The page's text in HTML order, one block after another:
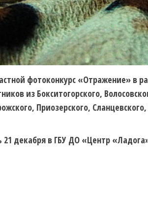
фотоконкурс «Отражение» в
из Бокситогорского,
Приозерского,
декабря в ГБУ ДО «Центр